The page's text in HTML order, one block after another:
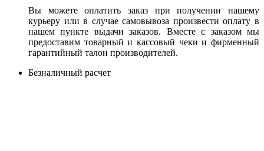
Вы можете оплатить заказ при получении нашему
курьеру или в случае самовывоза произвести оплату в
нашем пункте выдачи заказов. Вместе с заказом мы
предоставим товарный и кассовый чеки и фирменный
гарантийный талон производителей.
Безналичный расчет